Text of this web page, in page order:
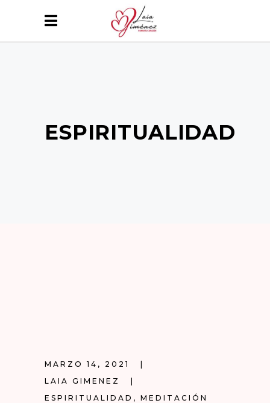
ESPIRITUALIDAD
MARZO 14, 2021
LAIA GIMENEZ
ESPIRITUALIDAD , MEDITACIÓN